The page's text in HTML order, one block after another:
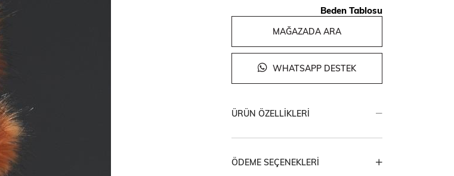
Beden Tablosu
MAĞAZADA ARA
WHATSAPP DESTEK
ÜRÜN ÖZELLIKLERI
ÖDEME SEÇENEKLERI